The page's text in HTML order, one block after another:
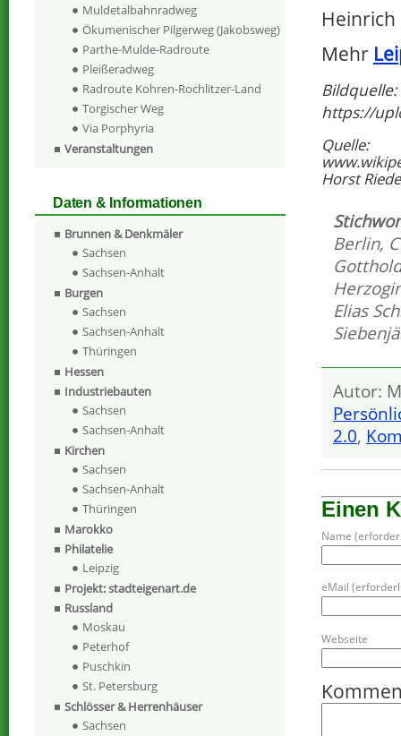
Heinrich
Mehr
Bildquelle:
https://
Quelle:
Horst
Berlin,
Elias
Autor:
2.0,
Einen
Name
eMail
Webseite
Muldetalbahnradweg
Ökumenischer Pilgerweg (Jakobsweg)
Parthe-Mulde-Radroute
Pleißeradweg
Radroute Kohren-Rochlitzer-Land
Torgischer Weg
Via Porphyria
Veranstaltungen
Daten & Informationen
Brunnen & Denkmäler
Sachsen
Sachsen-Anhalt
Burgen
Sachsen
Sachsen-Anhalt
Thüringen
Hessen
Industriebauten
Sachsen
Sachsen-Anhalt
Kirchen
Sachsen
Sachsen-Anhalt
Thüringen
Marokko
Philatelie
Leipzig
Projekt: stadteigenart.de
Russland
Moskau
Peterhof
Puschkin
St. Petersburg
Schlösser & Herrenhäuser
Sachsen